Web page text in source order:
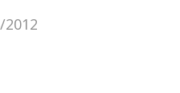
2012